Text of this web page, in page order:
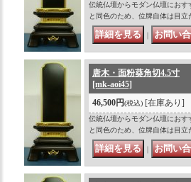
伝統仏壇からモダン仏壇にお
と同色のため、位牌自体は目
唐木・面粉葵角切4.5寸
[mk-aoi45]
46,500円(税込) [在庫あり]
伝統仏壇からモダン仏壇にお
と同色のため、位牌自体は目